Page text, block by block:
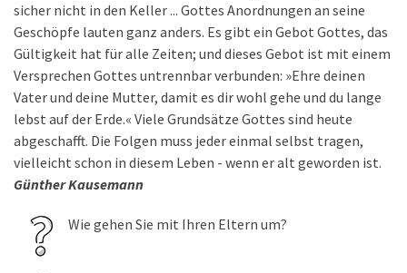
sicher nicht in den Keller ... Gottes Anordnungen an seine
Geschöpfe lauten ganz anders. Es gibt ein Gebot Gottes, das
Gültigkeit hat für alle Zeiten; und dieses Gebot ist mit einem
Versprechen Gottes untrennbar verbunden: »Ehre deinen
Vater und deine Mutter, damit es dir wohl gehe und du lange
lebst auf der Erde.« Viele Grundsätze Gottes sind heute
abgeschafft. Die Folgen muss jeder einmal selbst tragen,
vielleicht schon in diesem Leben - wenn er alt geworden ist.
Günther Kausemann
Wie gehen Sie mit Ihren Eltern um?